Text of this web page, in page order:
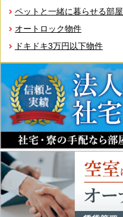
ペットと一緒に暮らせる部屋
オートロック物件
ドキドキ3万円以下物件